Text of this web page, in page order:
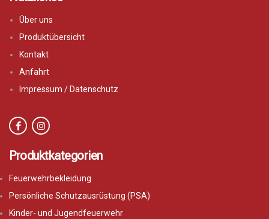
Über uns
Produktübersicht
Kontakt
Anfahrt
Impressum / Datenschutz
Produktkategorien
Feuerwehrbekleidung
Persönliche Schutzausrüstung (PSA)
Kinder- und Jugendfeuerwehr